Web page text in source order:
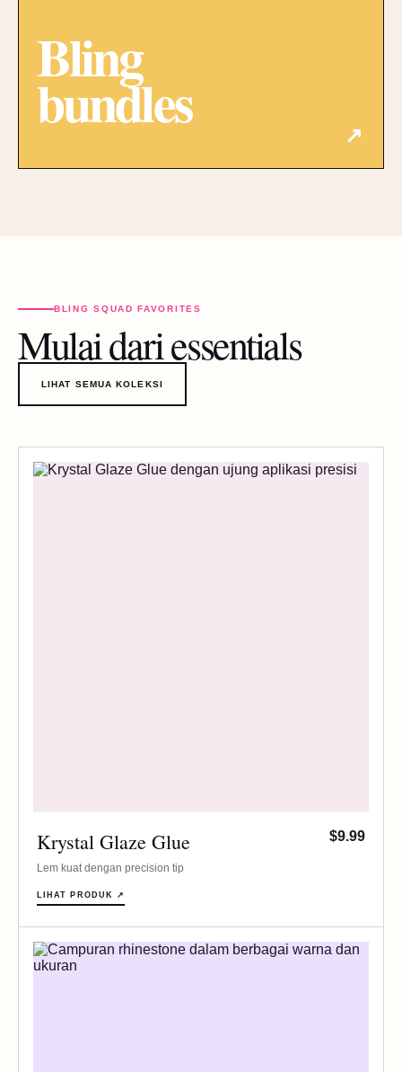
Bling
bundles ↗
BLING SQUAD FAVORITES
Mulai dari essentials
LIHAT SEMUA KOLEKSI
Krystal Glaze Glue
Lem kuat dengan precision tip
$9.99
LIHAT PRODUK ↗